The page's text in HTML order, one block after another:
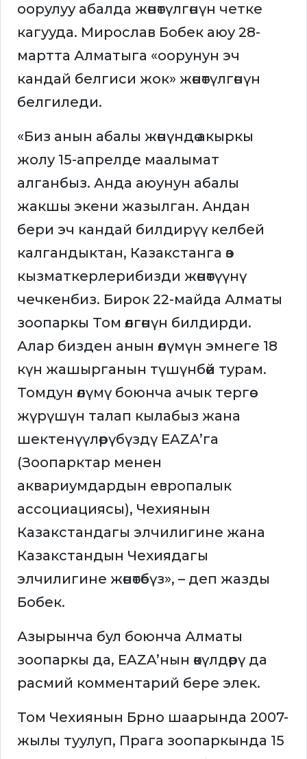
оорулуу абалда жөнөтүлгөнүн четке
кагууда. Мирослав Бобек аюу 28-
мартта Алматыга «оорунун эч
кандай белгиси жок» жөнөтүлгөнүн
белгиледи.
«Биз анын абалы жөнүндө акыркы
жолу 15-апрелде маалымат
алганбыз. Анда аюунун абалы
жакшы экени жазылган. Андан
бери эч кандай билдирүү келбей
калгандыктан, Казакстанга өз
кызматкерлерибизди жөнөтүүнү
чечкенбиз. Бирок 22-майда Алматы
зоопаркы Том өлгөнүн билдирди.
Алар бизден анын өлүмүн эмнеге 18
күн жашырганын түшүнбөй турам.
Томдун өлүмү боюнча ачык тергөө
жүрүшүн талап кылабыз жана
шектенүүлөрүбүздү EAZA’га
(Зоопарктар менен
аквариумдардын европалык
ассоциациясы), Чехиянын
Казакстандагы элчилигине жана
Казакстандын Чехиядагы
элчилигине жөнөтөбүз», – деп жазды
Бобек.
Азырынча бул боюнча Алматы
зоопаркы да, EAZA’нын өкүлдөрү да
расмий комментарий бере элек.
Том Чехиянын Брно шаарында 2007-
жылы туулуп, Прага зоопаркында 15